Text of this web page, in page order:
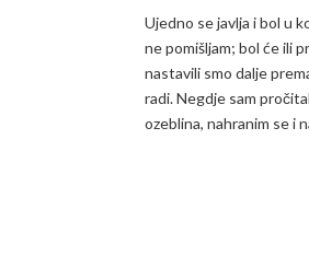
Ujedno se javlja i bol u
ne pomišljam; bol će ili
nastavili smo dalje
radi. Negdje sam
ozeblina, nahranim se i